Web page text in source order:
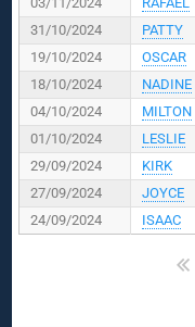
31/10/2024
PATTY
19/10/2024
OSCAR
18/10/2024
NADINE
04/10/2024
MILTON
01/10/2024
LESLIE
29/09/2024
KIRK
27/09/2024
JOYCE
24/09/2024
ISAAC